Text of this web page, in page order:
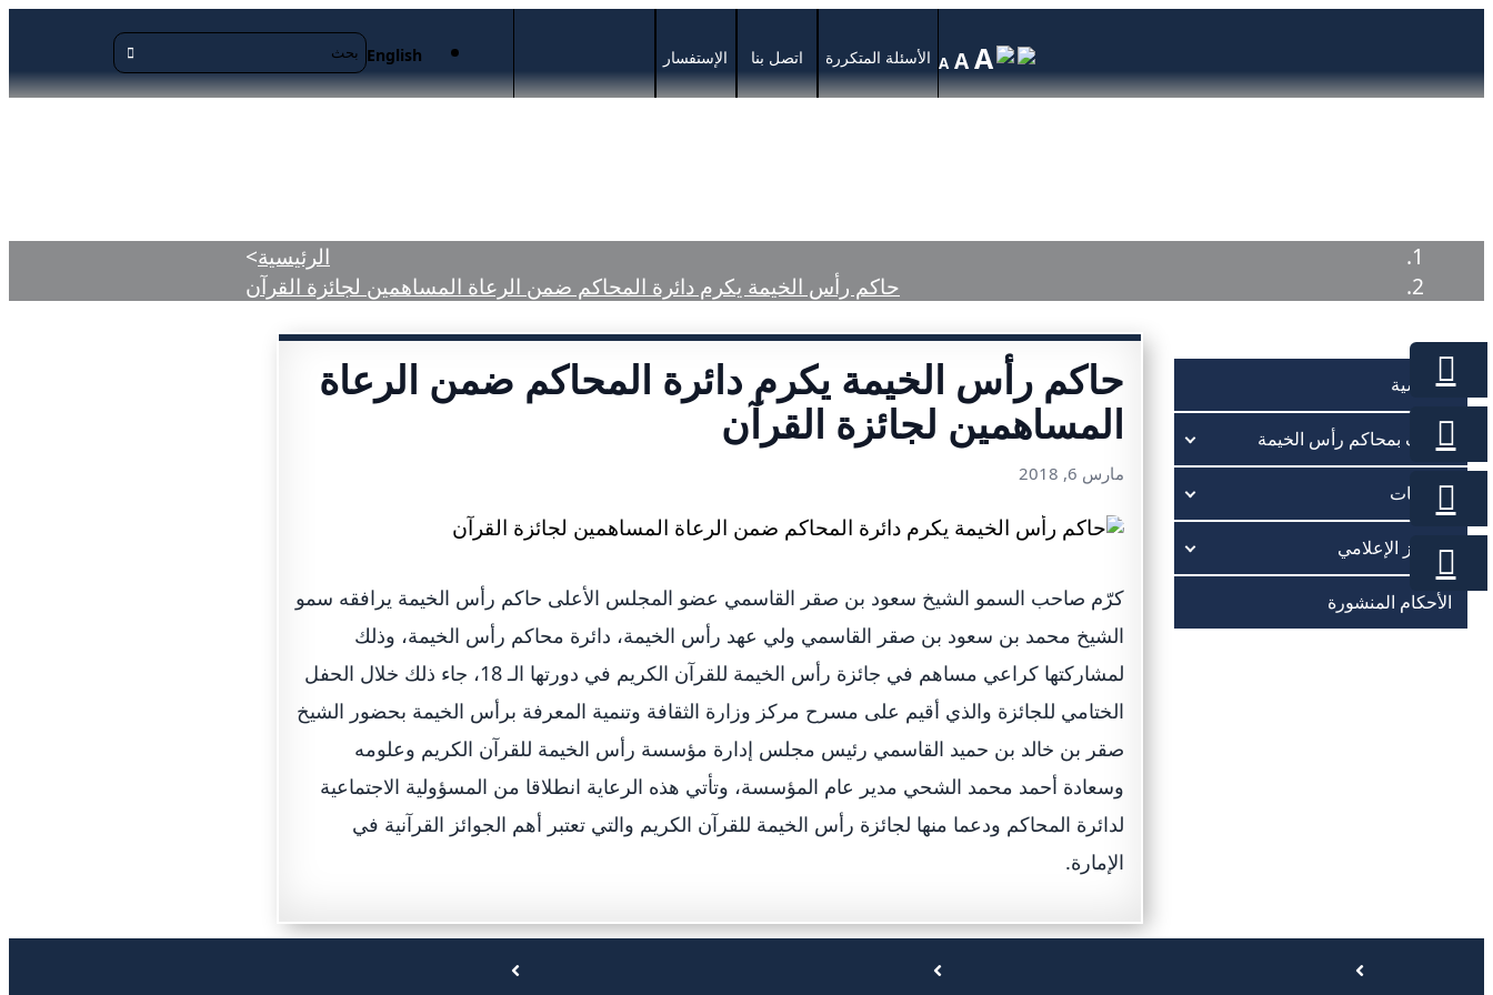
English الإستفسار اتصل بنا الأسئلة المتكررة A AA
الرئيسية>
حاكم رأس الخيمة يكرم دائرة المحاكم ضمن الرعاة المساهمين لجائزة القرآن
الرئيسية
تعريف بمحاكم رأس الخيمة
الخدمات
المركز الإعلامي
الأحكام المنشورة
حاكم رأس الخيمة يكرم دائرة المحاكم ضمن الرعاة
المساهمين لجائزة القرآن
مارس 6, 2018
كرّم صاحب السمو الشيخ سعود بن صقر القاسمي عضو المجلس الأعلى حاكم رأس الخيمة يرافقه سمو
الشيخ محمد بن سعود بن صقر القاسمي ولي عهد رأس الخيمة، دائرة محاكم رأس الخيمة، وذلك
لمشاركتها كراعي مساهم في جائزة رأس الخيمة للقرآن الكريم في دورتها الـ 18، جاء ذلك خلال الحفل
الختامي للجائزة والذي أقيم على مسرح مركز وزارة الثقافة وتنمية المعرفة برأس الخيمة بحضور الشيخ
صقر بن خالد بن حميد القاسمي رئيس مجلس إدارة مؤسسة رأس الخيمة للقرآن الكريم وعلومه
وسعادة أحمد محمد الشحي مدير عام المؤسسة، وتأتي هذه الرعاية انطلاقا من المسؤولية الاجتماعية
لدائرة المحاكم ودعما منها لجائزة رأس الخيمة للقرآن الكريم والتي تعتبر أهم الجوائز القرآنية في
الإمارة.